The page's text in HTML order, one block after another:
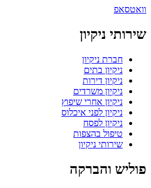
וואטסאפ
שירותי ניקיון
חברת ניקיון
ניקיון בתים
ניקיון דירות
ניקיון משרדים
ניקיון אחרי שיפוץ
ניקיון לפני איכלוס
ניקיון לפסח
טיפול בהצפות
שירותי ניקיון
פוליש והברקה